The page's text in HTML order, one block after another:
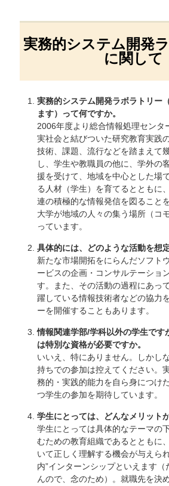
実務的システム開発
に関して
実務的システム開発ラボラトリー
ます）って何ですか。
2006年度より総合情報処理センタ
実社会と結びついた研究教育実践
技術、課題、流行などを踏まえて
し、学生や教職員の他に、学外の
援を受けて、地域を中心とした場
る人材（学生）を育てるとともに
連の積極的な情報発信を図ること
大学が地域の人々の集う場所（コ
っています。
具体的には、どのような活動を想
新たな市場開拓をにらんだソフト
ービスの企画・コンサルテーショ
す。また、その活動の過程にあっ
躍している情報技術者などの協力
ーを開催することもあります。
情報関連学部/学科以外の学生です
は特別な資格が必要ですか。
いいえ、特にありません。しかし
持ちでの参加は控えてください。
務的・実践的能力を自ら身につけ
つ学生の参加を期待しています。
学生にとっては、どんなメリット
学生にとっては具体的なテーマの
むための教育組織であるとともに
いて正しく理解する機会が与えら
内”インターンシップといえます
んので、念のため）。就職先を決